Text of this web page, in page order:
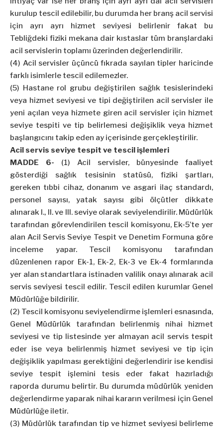
kurulup tescil edilebilir, bu durumda her branş acil servisi
için ayrı ayrı hizmet seviyesi belirlenir fakat bu
Tebliğdeki fiziki mekana dair kıstaslar tüm branşlardaki
acil servislerin toplamı üzerinden değerlendirilir.
(4) Acil servisler üçüncü fıkrada sayılan tipler haricinde
farklı isimlerle tescil edilemezler.
(5) Hastane rol grubu değiştirilen sağlık tesislerindeki
veya hizmet seviyesi ve tipi değiştirilen acil servisler ile
yeni açılan veya hizmete giren acil servisler için hizmet
seviye tespiti ve tip belirlemesi değişiklik veya hizmet
başlangıcını takip eden ay içerisinde gerçekleştirilir.
Acil servis seviye tespit ve tescil işlemleri
MADDE 6- (1) Acil servisler, bünyesinde faaliyet
gösterdiği sağlık tesisinin statüsü, fiziki şartları,
gereken tıbbi cihaz, donanım ve asgari ilaç standardı,
personel sayısı, yatak sayısı gibi ölçütler dikkate
alınarak I., II. ve III. seviye olarak seviyelendirilir. Müdürlük
tarafından görevlendirilen tescil komisyonu, Ek-5’te yer
alan Acil Servis Seviye Tespit ve Denetim Formuna göre
inceleme yapar. Tescil komisyonu tarafından
düzenlenen rapor Ek-1, Ek-2, Ek-3 ve Ek-4 formlarında
yer alan standartlara istinaden valilik onayı alınarak acil
servis seviyesi tescil edilir. Tescil edilen kurumlar Genel
Müdürlüğe bildirilir.
(2) Tescil komisyonu seviyelendirme işlemleri esnasında,
Genel Müdürlük tarafından belirlenmiş nihai hizmet
seviyesi ve tip listesinde yer almayan acil servis tespit
eder ise veya belirlenmiş hizmet seviyesi ve tip için
değişiklik yapılması gerektiğini değerlendirir ise kendisi
seviye tespit işlemini tesis eder fakat hazırladığı
raporda durumu belirtir. Bu durumda müdürlük yeniden
değerlendirme yaparak nihai kararın verilmesi için Genel
Müdürlüğe iletir.
(3) Müdürlük tarafından tip ve hizmet seviyesi belirleme